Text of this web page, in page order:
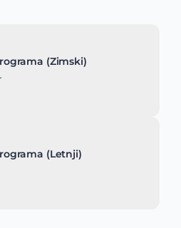
(Zimski)
(Letnji)